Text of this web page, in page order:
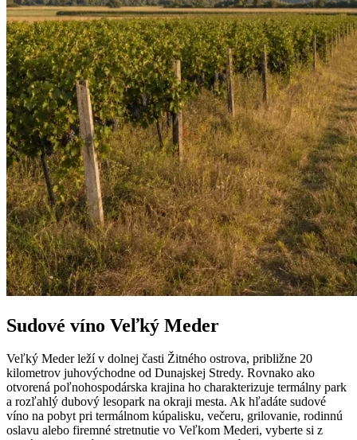
Sudové víno Veľký Meder
Veľký Meder leží v dolnej časti Žitného ostrova, približne 20
kilometrov juhovýchodne od Dunajskej Stredy. Rovnako ako
otvorená poľnohospodárska krajina ho charakterizuje termálny park
a rozľahlý dubový lesopark na okraji mesta. Ak hľadáte sudové
víno na pobyt pri termálnom kúpalisku, večeru, grilovanie, rodinnú
oslavu alebo firemné stretnutie vo Veľkom Mederi, vyberte si z